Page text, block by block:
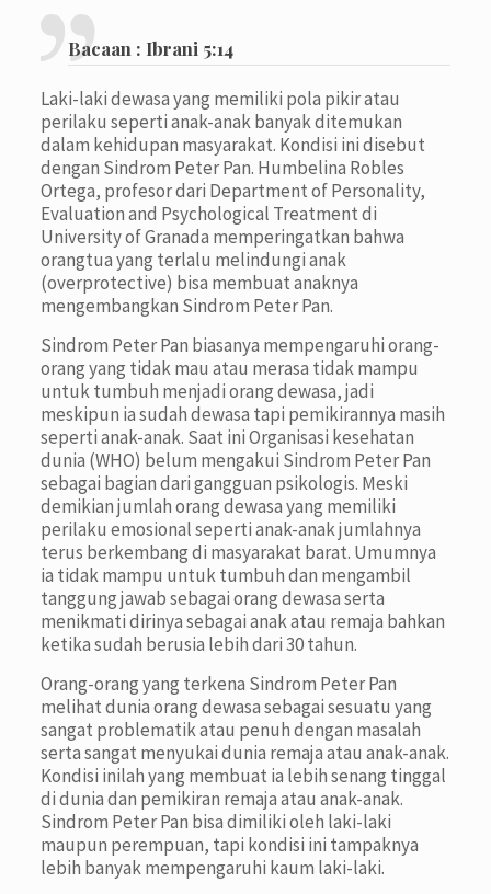
Bacaan : Ibrani 5:14
Laki-laki dewasa yang memiliki pola pikir atau
perilaku seperti anak-anak banyak ditemukan
dalam kehidupan masyarakat. Kondisi ini disebut
dengan Sindrom Peter Pan. Humbelina Robles
Ortega, profesor dari Department of Personality,
Evaluation and Psychological Treatment di
University of Granada memperingatkan bahwa
orangtua yang terlalu melindungi anak
(overprotective) bisa membuat anaknya
mengembangkan Sindrom Peter Pan.
Sindrom Peter Pan biasanya mempengaruhi orang-
orang yang tidak mau atau merasa tidak mampu
untuk tumbuh menjadi orang dewasa, jadi
meskipun ia sudah dewasa tapi pemikirannya masih
seperti anak-anak. Saat ini Organisasi kesehatan
dunia (WHO) belum mengakui Sindrom Peter Pan
sebagai bagian dari gangguan psikologis. Meski
demikian jumlah orang dewasa yang memiliki
perilaku emosional seperti anak-anak jumlahnya
terus berkembang di masyarakat barat. Umumnya
ia tidak mampu untuk tumbuh dan mengambil
tanggung jawab sebagai orang dewasa serta
menikmati dirinya sebagai anak atau remaja bahkan
ketika sudah berusia lebih dari 30 tahun.
Orang-orang yang terkena Sindrom Peter Pan
melihat dunia orang dewasa sebagai sesuatu yang
sangat problematik atau penuh dengan masalah
serta sangat menyukai dunia remaja atau anak-anak.
Kondisi inilah yang membuat ia lebih senang tinggal
di dunia dan pemikiran remaja atau anak-anak.
Sindrom Peter Pan bisa dimiliki oleh laki-laki
maupun perempuan, tapi kondisi ini tampaknya
lebih banyak mempengaruhi kaum laki-laki.